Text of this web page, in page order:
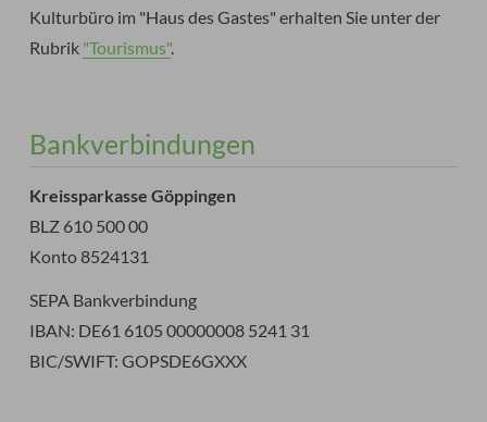
Kulturbüro im "Haus des Gastes" erhalten Sie unter der
Rubrik "Tourismus".
Bankverbindungen
Kreissparkasse Göppingen
BLZ 610 500 00
Konto 8524131
SEPA Bankverbindung
IBAN: DE61 6105 00000008 5241 31
BIC/SWIFT: GOPSDE6GXXX